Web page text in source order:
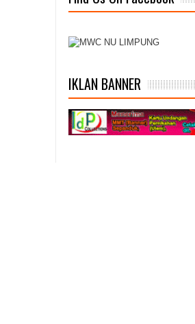
IKLAN BANNER